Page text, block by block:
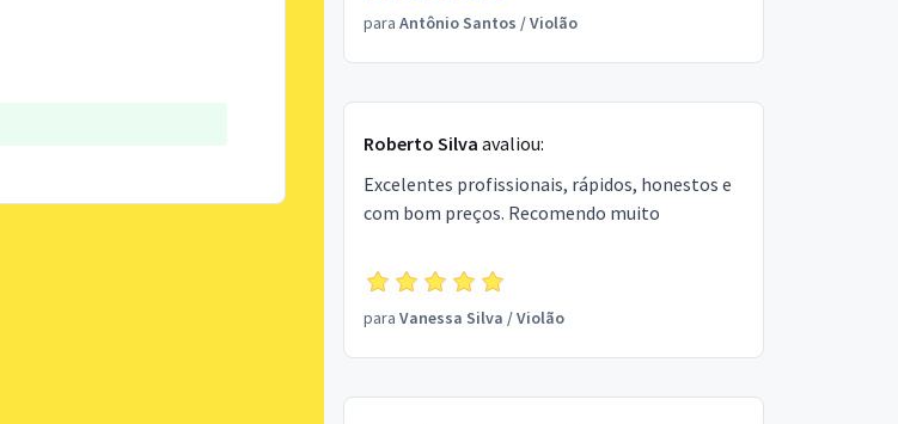
para Antônio Santos /Violão
Roberto Silva avaliou:
Excelentes profissionais, rápidos, honestos e
com bom preços. Recomendo muito
para Vanessa Silva /Violão